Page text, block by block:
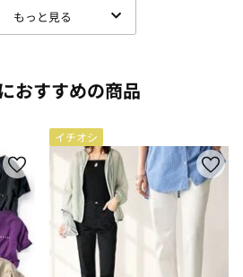
もっと見る
おすすめの商品
イチオシ